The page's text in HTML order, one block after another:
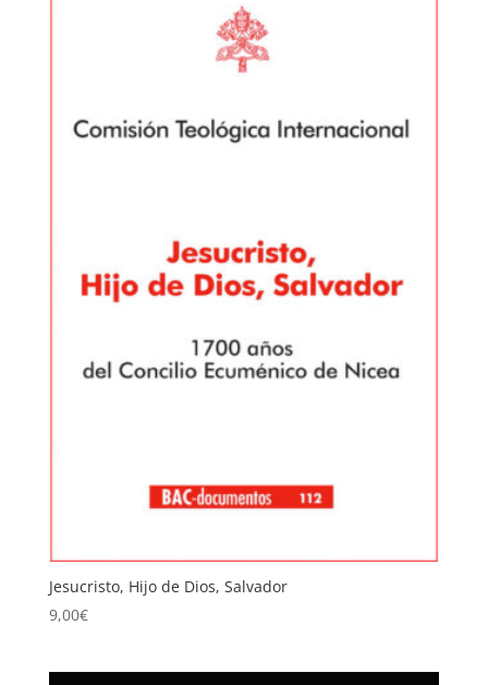
Jesucristo, Hijo de Dios, Salvador
9,00€